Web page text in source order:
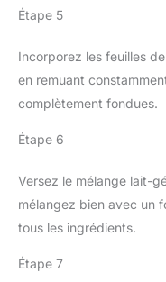
Étape 5
Incorporez les feuilles
en remuant
complètement fondues.
Étape 6
Versez le mélange lait-
mélangez bien avec un
tous les ingrédients.
Étape 7